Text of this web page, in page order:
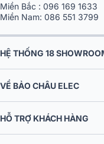
Miền Bắc : 096 169 1633
Miền Nam: 086 551 3799
HỆ THỐNG 18
VỀ BẢO CHÂU ELEC
HỖ TRỢ KHÁCH HÀNG